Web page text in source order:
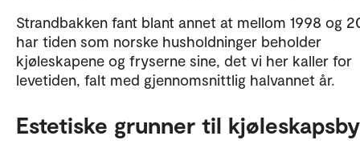
Strandbakken fant blant annet at mellom 1998 og
har tiden som norske husholdninger beholder
kjøleskapene og fryserne sine, det vi her kaller for
levetiden, falt med gjennomsnittlig halvannet år.
Estetiske grunner til